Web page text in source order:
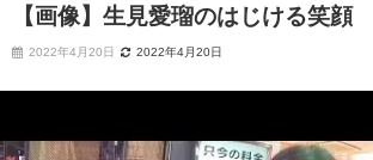
【画像】生見愛瑠のはじける笑顔
2022年4月20日 2022年4月20日